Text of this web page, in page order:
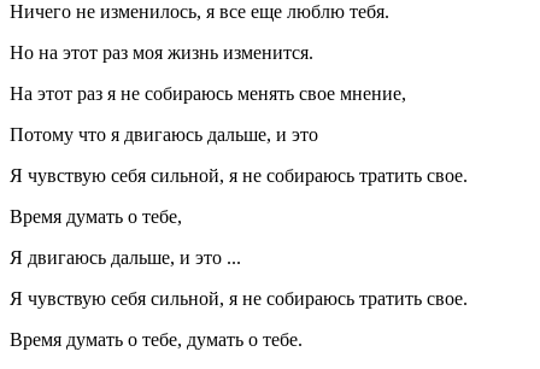
Ничего не изменилось, я все еще люблю тебя.
Но на этот раз моя жизнь изменится.
На этот раз я не собираюсь менять свое мнение,
Потому что я двигаюсь дальше, и это
Я чувствую себя сильной, я не собираюсь тратить свое.
Время думать о тебе,
Я двигаюсь дальше, и это ...
Я чувствую себя сильной, я не собираюсь тратить свое.
Время думать о тебе, думать о тебе.